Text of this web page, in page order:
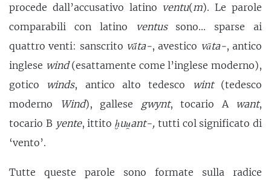
procede dall’accusativo latino ventu(m). Le parole
comparabili con latino
ventussono... sparse ai
quattro venti: sanscrito vā́ta-, avestico vāta-, antico
inglese wind(esattamente come l’inglese moderno),
gotico winds, antico alto tedesco wint(tedesco
moderno
Wind), gallese gwynt, tocario A want,
tocario B yente, ittito ḫuu̯ant-, tutti col significato di
‘vento’.
Tutte queste parole sono formate sulla radice